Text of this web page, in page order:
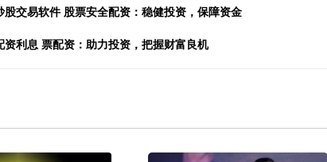
股交易软件 股票安全配资：稳健投资，保障资金
资利息 票配资：助力投资，把握财富良机